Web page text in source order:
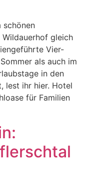
schönen
Wildauerhof gleich
Vier-
als auch im
in den
lest ihr hier. Hotel
für Familien